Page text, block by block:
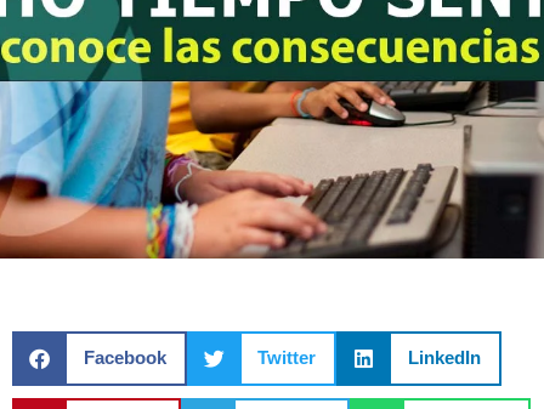
Facebook Twitter LinkedIn